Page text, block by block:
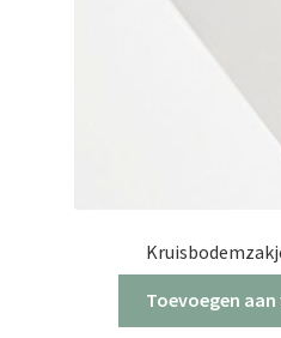
Toevoegen